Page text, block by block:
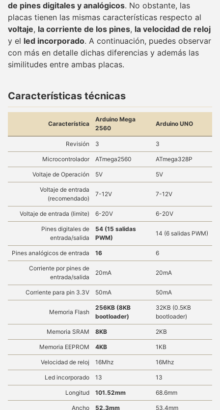
de pines digitales y analógicos. No obstante, las
placas tienen las mismas características respecto al
voltaje, la corriente de los pines, la velocidad de reloj
y el led incorporado. A continuación, puedes observar
con más en detalle dichas diferencias y además las
similitudes entre ambas placas.
Características técnicas
Característica
Arduino Mega
2560
Arduino UNO
Revisión 3 3
Microcontrolador ATmega2560 ATmega328P
Voltaje de Operación 5V 5V
Voltaje de entrada
(recomendado)
7-12V 7-12V
Voltaje de entrada (limite) 6-20V 6-20V
Pines digitales de
entrada/salida
54 (15 salidas
PWM)
14 (6 salidas PWM)
Pines analógicos de entrada 16 6
Corriente por pines de
entrada/salida
20mA 20mA
Corriente para pin 3.3V 50mA 50mA
Memoria Flash
256KB (8KB
bootloader)
32KB (0.5KB
bootloader)
Memoria SRAM 8KB 2KB
Memoria EEPROM 4KB 1KB
Velocidad de reloj 16Mhz 16Mhz
Led incorporado 13 13
Longitud 101.52mm 68.6mm
Ancho 52.3mm 53.4mm